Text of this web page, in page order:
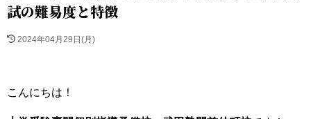
試の難易度と特徴
2024年04月29日(月)
こんにちは！